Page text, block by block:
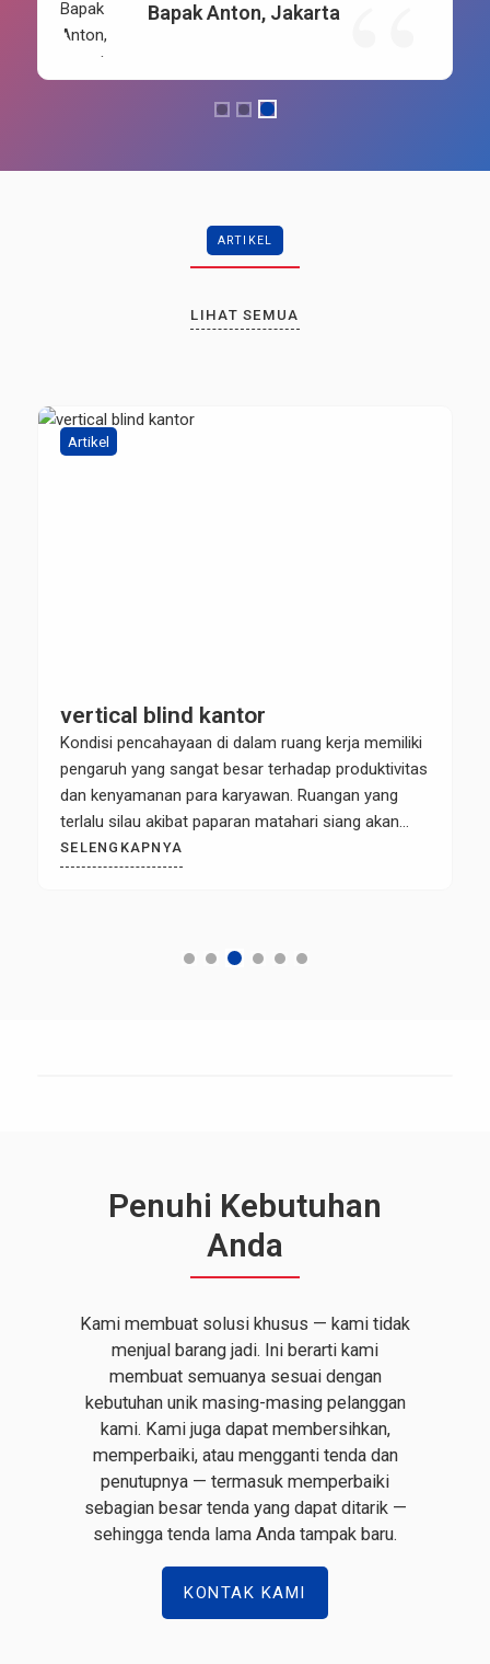
Bapak Anton, Jakarta
ARTIKEL
LIHAT SEMUA
Artikel
vertical blind kantor
Kondisi pencahayaan di dalam ruang kerja memiliki
pengaruh yang sangat besar terhadap produktivitas
dan kenyamanan para karyawan. Ruangan yang
terlalu silau akibat paparan matahari siang akan
menimbulkan pantulan (glare) pada layar monitor
komputer, memicu mata cepat lelah, hingga
lesu. Dalam dunia arsitektur […]
SELENGKAPNYA
Penuhi Kebutuhan
Anda
Kami membuat solusi khusus — kami tidak
menjual barang jadi. Ini berarti kami
membuat semuanya sesuai dengan
kebutuhan unik masing-masing pelanggan
kami. Kami juga dapat membersihkan,
memperbaiki, atau mengganti tenda dan
penutupnya — termasuk memperbaiki
sebagian besar tenda yang dapat ditarik —
sehingga tenda lama Anda tampak baru.
KONTAK KAMI